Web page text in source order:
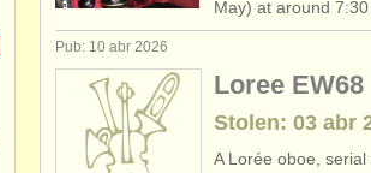
May) at around
Pub: 10 abr 2026
Loree EW68
Stolen: 03 abr
A Lorée oboe,